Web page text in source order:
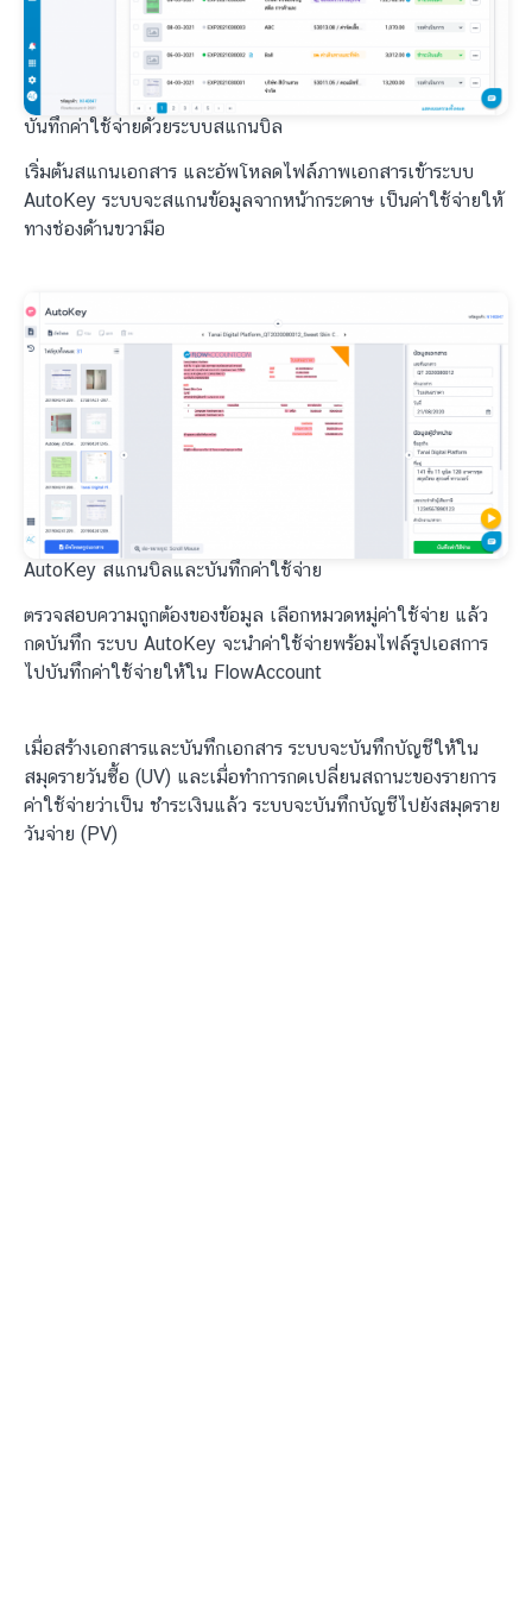
บันทึกค่าใช้จ่ายด้วยระบบสแกนบิล
เริ่มต้นสแกนเอกสาร และอัพโหลดไฟล์ภาพเอกสารเข้าระบบ
AutoKey ระบบจะสแกนข้อมูลจากหน้ากระดาษ เป็นค่าใช้จ่ายให้
ทางช่องด้านขวามือ
AutoKey สแกนบิลและบันทึกค่าใช้จ่าย
ตรวจสอบความถูกต้องของข้อมูล เลือกหมวดหมู่ค่าใช้จ่าย แล้ว
กดบันทึก ระบบ AutoKey จะนำค่าใช้จ่ายพร้อมไฟล์รูปเอสการ
ไปบันทึกค่าใช้จ่ายให้ใน FlowAccount
เมื่อสร้างเอกสารและบันทึกเอกสาร ระบบจะบันทึกบัญชีให้ใน
สมุดรายวันซื้อ (UV) และเมื่อทำการกดเปลี่ยนสถานะของรายการ
ค่าใช้จ่ายว่าเป็น ชำระเงินแล้ว ระบบจะบันทึกบัญชีไปยังสมุดราย
วันจ่าย (PV)